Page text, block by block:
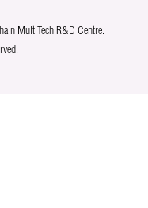
MultiTech R&D Centre.